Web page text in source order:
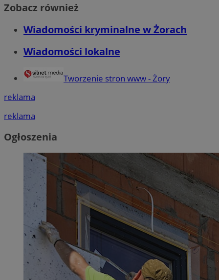
Zobacz również
Wiadomości kryminalne w Żorach
Wiadomości lokalne
Tworzenie stron www - Żory
reklama
reklama
Ogłoszenia